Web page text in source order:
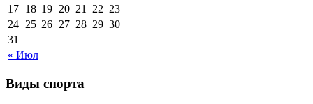
« Июл
17 18 19 20 21 22 23
24 25 26 27 28 29 30
31
Виды спорта